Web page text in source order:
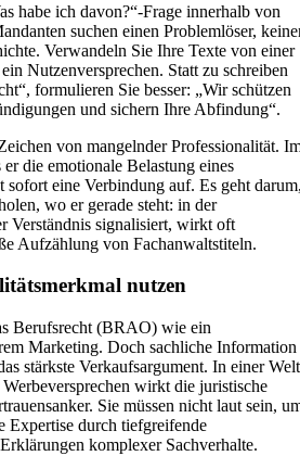
habe ich davon?“-Frage innerhalb von
suchen einen Problemlöser,
Verwandeln Sie Ihre Texte von einer
Nutzenversprechen. Statt zu schreiben
formulieren Sie besser: „Wir schützen
und sichern Ihre Abfindung“.
von mangelnder Professionalität.
die emotionale Belastung eines
sofort eine Verbindung auf. Es geht
wo er gerade steht: in der
Verständnis signalisiert, wirkt oft
Aufzählung von Fachanwaltstiteln.
nutzen
Berufsrecht (BRAO) wie ein
Marketing. Doch sachliche Information
stärkste Verkaufsargument. In einer Welt
wirkt die juristische
Sie müssen nicht laut sein,
Expertise durch tiefgreifende
komplexer Sachverhalte.